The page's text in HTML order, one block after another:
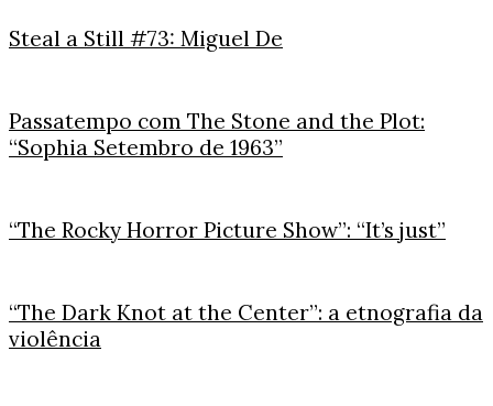
Steal a Still #73: Miguel De
Passatempo com The Stone and the Plot:
“Sophia Setembro de 1963”
“The Rocky Horror Picture Show”: “It’s just”
“The Dark Knot at the Center”: a etnografia da
violência